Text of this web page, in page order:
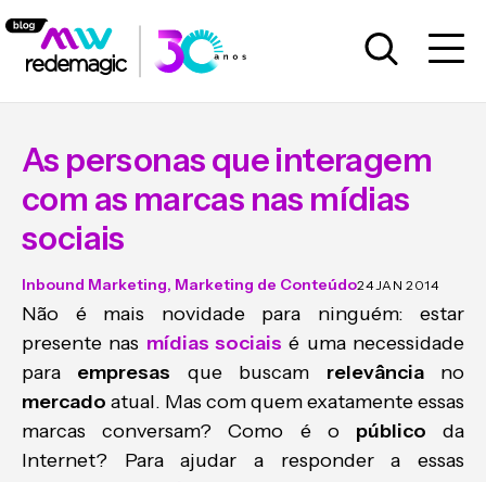
As personas que interagem
com as marcas nas mídias
sociais
Inbound Marketing, Marketing de Conteúdo24 JAN 2014
Não é mais novidade para ninguém: estar
presente nas mídias sociais é uma necessidade
para empresas que buscam relevânciano
mercado atual. Mas com quem exatamente essas
marcas conversam? Como é o público da
Internet? Para ajudar a responder a essas